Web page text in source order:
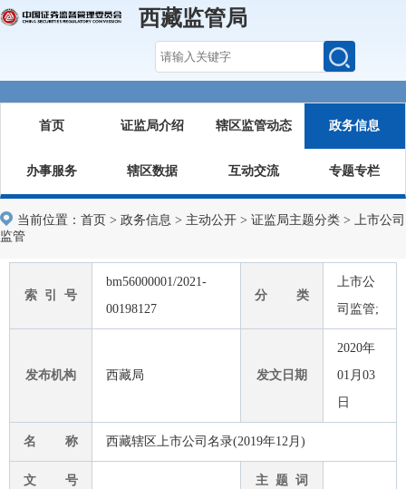
西藏监管局
首页 证监局介绍 辖区监管动态 政务信息
办事服务 辖区数据 互动交流 专题专栏
当前位置： 首页 > 政务信息 > 主动公开 > 证监局主题分类 >
上市公司
监管
索 引 号
bm56000001/2021-
00198127
分 类
上市公
司监管;
发布机构 西藏局 发文日期
2020年
01月03
日
名 称 西藏辖区上市公司名录(2019年12月)
文 号 主 题 词